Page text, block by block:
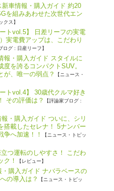
車情報・購入ガイド 約20
を組みあわせた次世代エン
クス】
トvol.5】 日差リーフの実電
実電費アップは、こだわり
ログ : 日産リーフ】
報・購入ガイド スタイルに
を誇るコンパクトSUV。
が、唯一の弱点？
【ニュース・
トvol.4】 30歳代クルマ好き
その評価は？
【評論家ブログ :
・購入ガイド ついに、シリ
搭載したセレナ！ 5ナンバー
争へ加速！！
【ニュース・トピッ
つ運転のしやすさ！ こだわ
ク！
【レビュー】
購入ガイド ナバラベースの
の導入は？
【ニュース・トピッ